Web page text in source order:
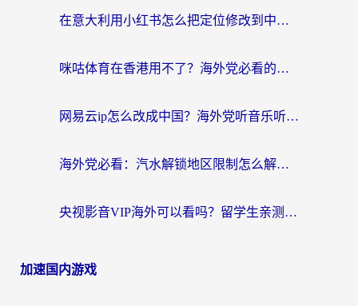
在意大利用小红书怎么把定位修改到中国国内？3个实用技巧+1个靠谱工具帮你搞定
咪咕体育在香港用不了？海外党必看的回国加速器选择指南（附3个真实场景解决方案）
网易云ip怎么改成中国？海外党听音乐听书的无痛解决方案
海外党必看：汽水解锁地区限制怎么解除？3招解决国内影音&生活服务难题
央视影音VIP海外可以看吗？留学生亲测有效的回国加速器选择指南
加速国内游戏